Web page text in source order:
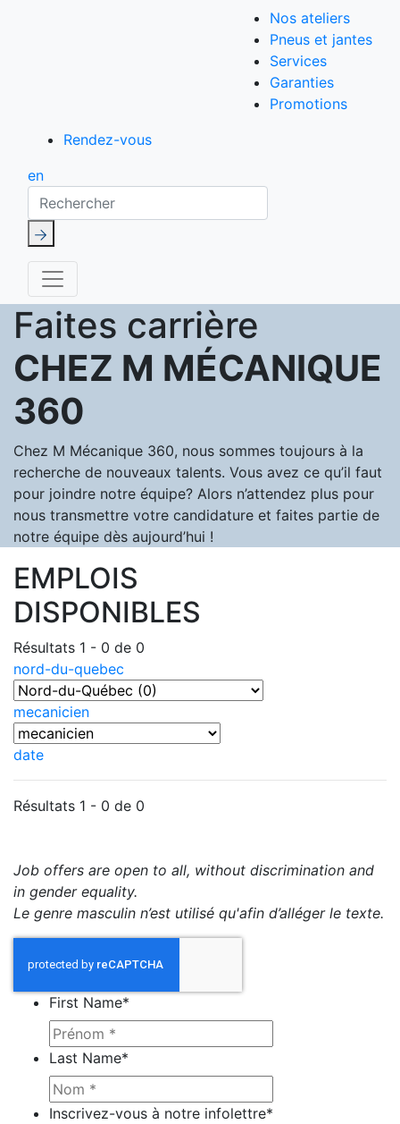
Nos ateliers
Pneus et jantes
Services
Garanties
Promotions
Rendez-vous
en
Rechercher
Faites carrière
CHEZ M MÉCANIQUE
360
Chez M Mécanique 360, nous sommes toujours à la
recherche de nouveaux talents. Vous avez ce qu’il faut
pour joindre notre équipe? Alors n’attendez plus pour
nous transmettre votre candidature et faites partie de
notre équipe dès aujourd’hui !
EMPLOIS
DISPONIBLES
Résultats 1 - 0 de 0
nord-du-quebec
mecanicien
date
Résultats 1 - 0 de 0
Job offers are open to all, without discrimination and
in gender equality.
Le genre masculin n’est utilisé qu'afin d’alléger le texte.
First Name*
Last Name*
Inscrivez-vous à notre infolettre*